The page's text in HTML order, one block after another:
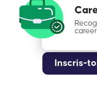
Inscris-